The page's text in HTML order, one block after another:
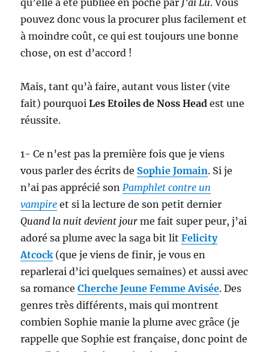
qu’elle a été publiée en poche par J’ai Lu. Vous
pouvez donc vous la procurer plus facilement et
à moindre coût, ce qui est toujours une bonne
chose, on est d’accord !
Mais, tant qu’à faire, autant vous lister (vite
fait) pourquoiLes Etoiles de Noss Head est une
réussite.
1- Ce n’est pas la première fois que je viens
vous parler des écrits de Sophie Jomain. Si je
n’ai pas apprécié sonPamphlet contre un
vampire et si la lecture de son petit dernier
Quand la nuit devient jour me fait super peur, j’ai
adoré sa plume avec la saga bit litFelicity
Atcock(que je viens de finir, je vous en
reparlerai d’ici quelques semaines) et aussi avec
sa romanceCherche Jeune Femme Avisée. Des
genres très différents, mais qui montrent
combien Sophie manie la plume avec grâce (je
rappelle que Sophie est française, donc point de